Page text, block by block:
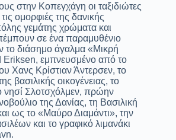
στην Κοπεγχάγη οι ταξιδιώτες
ομορφιές της δανικής
γεμάτης χρώματα και
σε ένα παραμυθένιο
το διάσημο άγαλμα «Μικρή
Eriksen, εμπνευσμένο από το
Χανς Κρίστιαν Άντερσεν, το
βασιλικής οικογένειας, το
νησί Σλοτσχόλμεν, πρώην
της Δανίας, τη Βασιλική
ως το «Μαύρο Διαμάντι», την
και το γραφικό λιμανάκι